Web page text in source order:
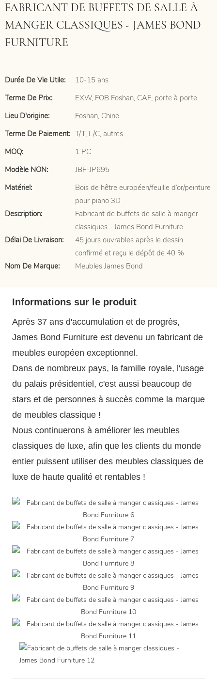
FABRICANT DE BUFFETS DE SALLE À
MANGER CLASSIQUES - JAMES BOND
FURNITURE
Durée De Vie Utile:
10-15 ans
Terme De Prix:
EXW, FOB Foshan, CAF, porte à porte
Lieu D'origine:
Foshan, Chine
Terme De Paiement: T/T, L/C, autres
MOQ:
1 PC
Modèle NON:
JBF-JP695
Matériel:
Bois de hêtre européen/feuille d’or/peinture
pour piano 3D
Description:
Fabricant de buffets de salle à manger
classiques - James Bond Furniture
Délai De Livraison:
45 jours ouvrables après le dessin
confirmé et reçu le dépôt de 40 %
Nom De Marque:
Meubles James Bond
Informations sur le produit
Après 37 ans d'accumulation et de progrès,
James Bond Furniture est devenu un fabricant de
meubles européen exceptionnel.
Dans de nombreux pays, la famille royale, l'usage
du palais présidentiel, c'est aussi beaucoup de
stars et de personnes à succès comme la marque
de meubles classique !
Nous continuerons à améliorer les meubles
classiques de luxe, afin que les clients du monde
entier puissent utiliser des meubles classiques de
luxe de haute qualité et rentables !